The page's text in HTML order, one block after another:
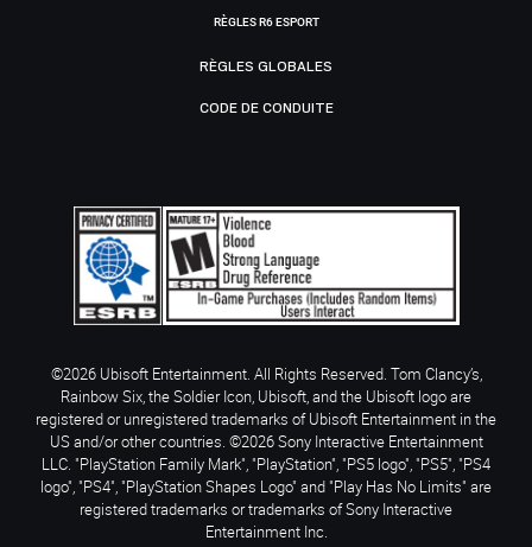
RÈGLES R6 ESPORT
RÈGLES GLOBALES
CODE DE CONDUITE
©2026 Ubisoft Entertainment. All Rights Reserved. Tom Clancy’s,
Rainbow Six, the Soldier Icon, Ubisoft, and the Ubisoft logo are
registered or unregistered trademarks of Ubisoft Entertainment in the
US and/or other countries. ©2026 Sony Interactive Entertainment
LLC. "PlayStation Family Mark", "PlayStation", "PS5 logo", "PS5", "PS4
logo", "PS4", "PlayStation Shapes Logo" and "Play Has No Limits" are
registered trademarks or trademarks of Sony Interactive
Entertainment Inc.